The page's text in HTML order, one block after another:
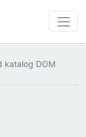
katalog DOM